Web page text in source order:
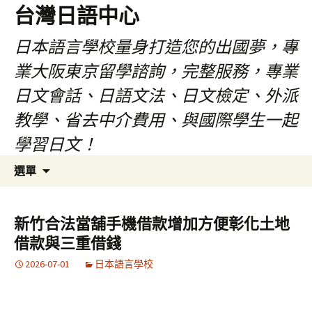
台灣日語中心
日本語言學校量身打造您的出國夢，專
業大阪東京留學諮詢，完整服務，專業
日文會話、日語文法、日文檢定、外派
教學、省去中介費用、與國際學生一起
學習日文！
選單
容
鍵
字:
新竹合法當舖手機借款增加方便彰化土地
借款與三重借錢
2026-07-01 日本語言學校